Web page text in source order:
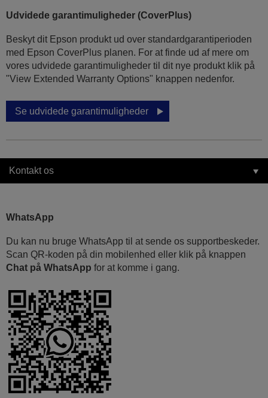
Udvidede garantimuligheder (CoverPlus)
Beskyt dit Epson produkt ud over standardgarantiperioden
med Epson CoverPlus planen. For at finde ud af mere om
vores udvidede garantimuligheder til dit nye produkt klik på
"View Extended Warranty Options" knappen nedenfor.
Se udvidede garantimuligheder
Kontakt os
WhatsApp
Du kan nu bruge WhatsApp til at sende os supportbeskeder.
Scan QR-koden på din mobilenhed eller klik på knappen
Chat på WhatsApp for at komme i gang.